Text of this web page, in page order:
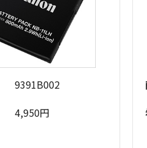
9391B002
4,950円